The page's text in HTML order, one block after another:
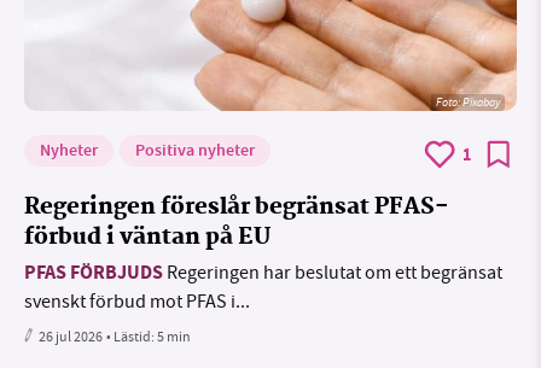
Foto:Pixabay
Nyheter Positiva nyheter 1
Regeringen föreslår begränsat PFAS-
förbud i väntan på EU
PFAS FÖRBJUDS Regeringen har beslutat om ett begränsat
svenskt förbud mot PFAS i...
26 jul 2026• Lästid:5 min